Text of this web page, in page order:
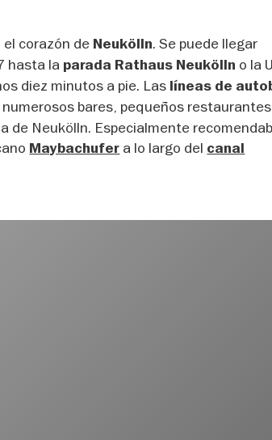
corazón de Neukölln. Se puede llegar
hasta la parada Rathaus Neukölln o la
diez minutos a pie. Las líneas de
bares, pequeños
Neukölln. Especialmente
Maybachufer a lo largo del canal